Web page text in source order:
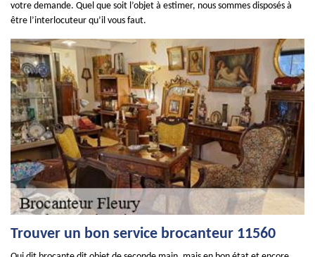
votre demande. Quel que soit l’objet à estimer, nous sommes disposés à
être l’interlocuteur qu’il vous faut.
Trouver un bon service brocanteur 11560